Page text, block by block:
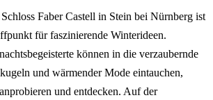
Faber Castell in Stein bei Nürnberg ist
für faszinierende Winterideen.
können in die verzaubernde
und wärmender Mode eintauchen,
und entdecken. Auf der